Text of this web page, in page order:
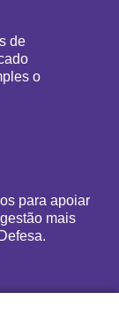
de
o
para apoiar
mais